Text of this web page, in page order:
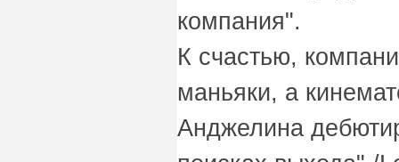
компания".
К счастью,
маньяки, а
Анджелина